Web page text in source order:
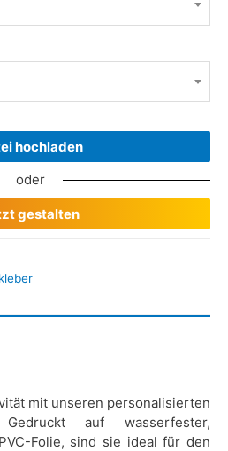
hochladen
oder
gestalten
mit unseren personalisierten
auf wasserfester,
Folie, sind sie ideal für den